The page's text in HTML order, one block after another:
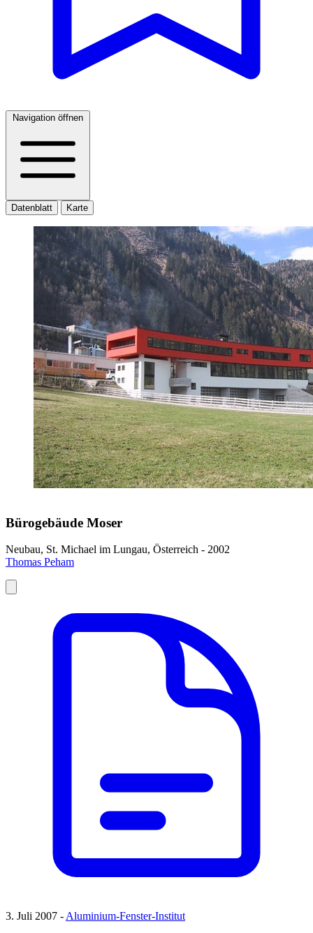
Navigation öffnen
Datenblatt Karte
Bürogebäude Moser
Neubau, St. Michael im Lungau, Österreich - 2002
Thomas Peham
3. Juli 2007 -Aluminium-Fenster-Institut